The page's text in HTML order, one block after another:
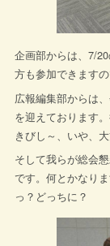
企画部からは、7/
方も参加できますの
広報編集部からは
を迎えております
きびし～、いや、大
そして我らが総会
です。何とかなり
っ？どっちに？